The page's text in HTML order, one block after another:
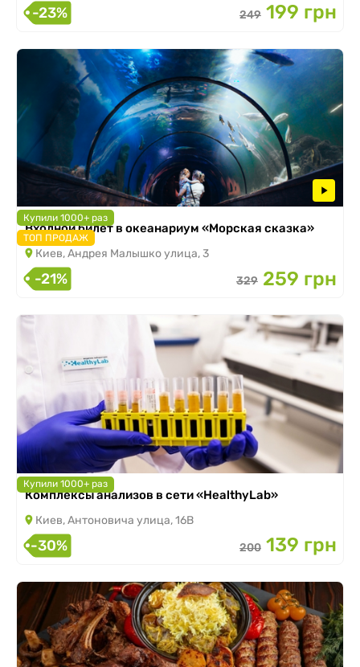
-23% 249 199 грн
Купили 1000+ раз
ТОП ПРОДАЖ
Входной билет в океанариум «Морская сказка»
Киев, Андрея Малышко улица, 3
-21% 329 259 грн
Купили 1000+ раз
Комплексы анализов в сети «HealthyLab»
Киев, Антоновича улица, 16В
-30% 200 139 грн